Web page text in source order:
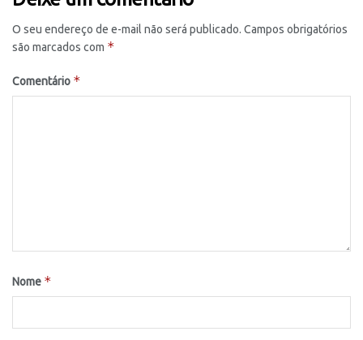
O seu endereço de e-mail não será publicado. Campos obrigatórios
são marcados com *
Comentário *
Nome *